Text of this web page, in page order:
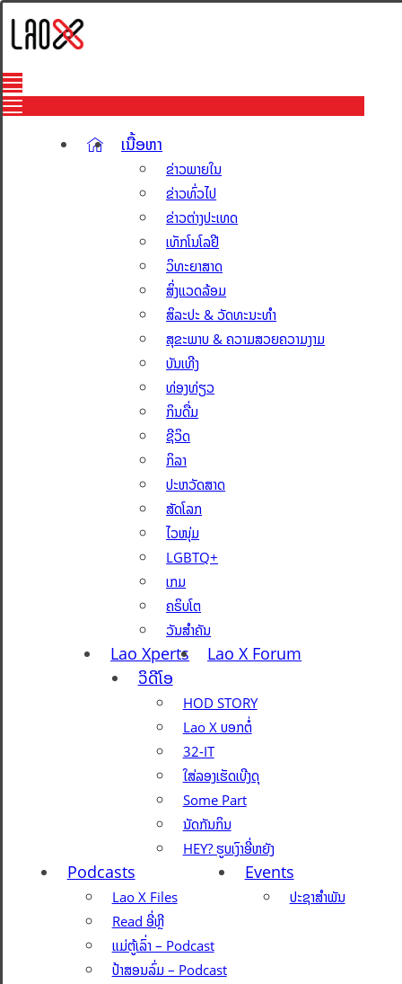
ເນື້ອຫາ
ຂ່າວພາຍໃນ
ຂ່າວທົ່ວໄປ
ຂ່າວຕ່າງປະເທດ
ເທັກໂນໂລຢີ
ວິທະຍາສາດ
ສິ່ງແວດລ້ອມ
ສິລະປະ & ວັດທະນະທຳ
ສຸຂະພາບ & ຄວາມສວຍຄວາມງາມ
ບັນເທີງ
ທ່ອງທ່ຽວ
ກິນດື່ມ
ຊີວິດ
ກິລາ
ປະຫວັດສາດ
ສັດໂລກ
ໄວໜຸ່ມ
LGBTQ+
ເກມ
ຄຣິບໂຕ
ວັນສຳຄັນ
Lao Xperts
Lao X Forum
ວິດີໂອ
HOD STORY
Lao X ບອກຕໍ່
32-IT
ໃສ່ລອງເຮັດເບີງດຸ
Some Part
ນັດກັນກິນ
HEY? ຮູບເງົາອີ່ຫຍັງ
Podcasts
Lao X Files
Read ອີ່ຫຼີ
ແມ່ຕູ້ເລົ່າ – Podcast
ປ້າສອນລົ່ມ – Podcast
Events
ປະຊາສຳພັນ